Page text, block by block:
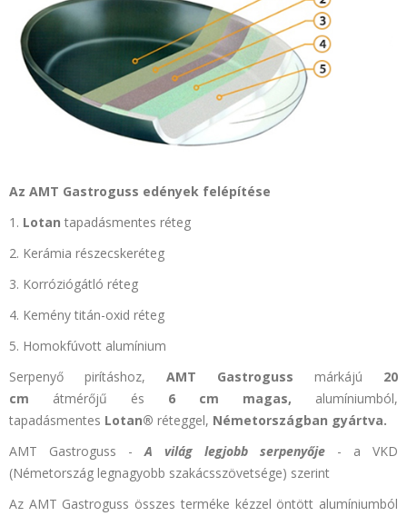
Az AMT Gastroguss edények felépítése
1. Lotan tapadásmentes réteg
2. Kerámia részecskeréteg
3. Korróziógátló réteg
4. Kemény titán-oxid réteg
5. Homokfúvott alumínium
Serpenyő pirításhoz, AMT Gastroguss márkájú 20
cm átmérőjű és 6 cm magas, alumíniumból,
tapadásmentes Lotan® réteggel, Németországban gyártva.
AMT Gastroguss -A világ legjobb serpenyője - a VKD
(Németország legnagyobb szakácsszövetsége) szerint
Az AMT Gastroguss összes terméke kézzel öntött alumíniumból